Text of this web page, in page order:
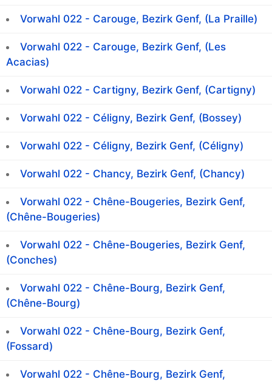
Vorwahl 022 - Carouge, Bezirk Genf, (La Praille)
Vorwahl 022 - Carouge, Bezirk Genf, (Les
Acacias)
Vorwahl 022 - Cartigny, Bezirk Genf, (Cartigny)
Vorwahl 022 - Céligny, Bezirk Genf, (Bossey)
Vorwahl 022 - Céligny, Bezirk Genf, (Céligny)
Vorwahl 022 - Chancy, Bezirk Genf, (Chancy)
Vorwahl 022 - Chêne-Bougeries, Bezirk Genf,
(Chêne-Bougeries)
Vorwahl 022 - Chêne-Bougeries, Bezirk Genf,
(Conches)
Vorwahl 022 - Chêne-Bourg, Bezirk Genf,
(Chêne-Bourg)
Vorwahl 022 - Chêne-Bourg, Bezirk Genf,
(Fossard)
Vorwahl 022 - Chêne-Bourg, Bezirk Genf,